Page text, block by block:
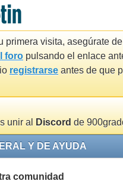
primera visita, asegúrate
foro pulsando el enlace
registrarse antes de que
unir al Discord de
Y DE AYUDA
comunidad